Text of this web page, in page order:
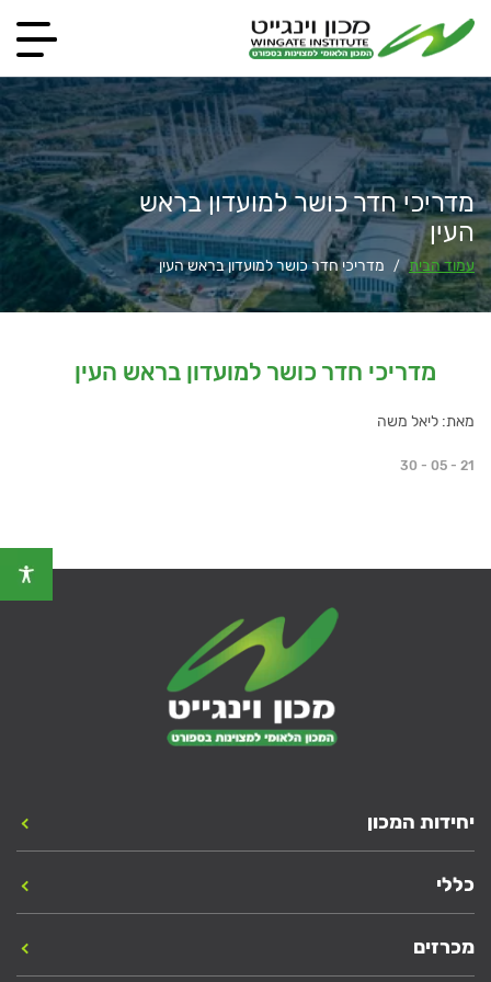
מדריכי חדר כושר למועדון בראש
העין
עמוד הבית / מדריכי חדר כושר למועדון בראש העין
מדריכי חדר כושר למועדון בראש העין
מאת: ליאל משה
30 - 05 - 21
יחידות המכון
כללי
מכרזים